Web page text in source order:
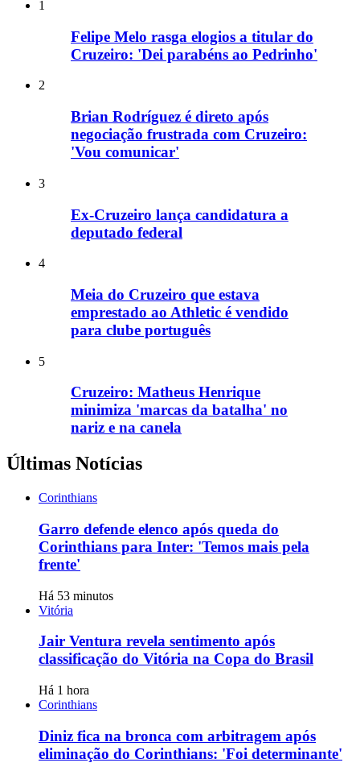
1
Felipe Melo rasga elogios a titular do
Cruzeiro: 'Dei parabéns ao Pedrinho'
2
Brian Rodríguez é direto após
negociação frustrada com Cruzeiro:
'Vou comunicar'
3
Ex-Cruzeiro lança candidatura a
deputado federal
4
Meia do Cruzeiro que estava
emprestado ao Athletic é vendido
para clube português
5
Cruzeiro: Matheus Henrique
minimiza 'marcas da batalha' no
nariz e na canela
Últimas Notícias
Corinthians
Garro defende elenco após queda do
Corinthians para Inter: 'Temos mais pela
frente'
Há 53 minutos
Vitória
Jair Ventura revela sentimento após
classificação do Vitória na Copa do Brasil
Há 1 hora
Corinthians
Diniz fica na bronca com arbitragem após
eliminação do Corinthians: 'Foi determinante'